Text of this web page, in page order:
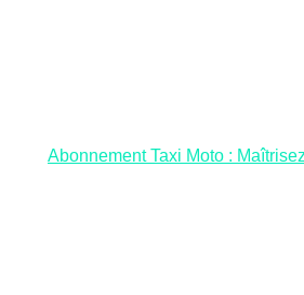
Abonnement Taxi Moto :